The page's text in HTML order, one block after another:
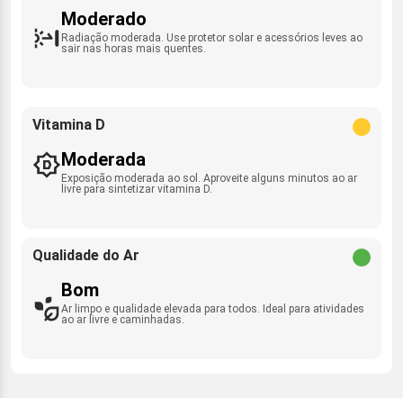
Moderado
Radiação moderada. Use protetor solar e acessórios leves ao
sair nas horas mais quentes.
Vitamina D
Moderada
Exposição moderada ao sol. Aproveite alguns minutos ao ar
livre para sintetizar vitamina D.
Qualidade do Ar
Bom
Ar limpo e qualidade elevada para todos. Ideal para atividades
ao ar livre e caminhadas.